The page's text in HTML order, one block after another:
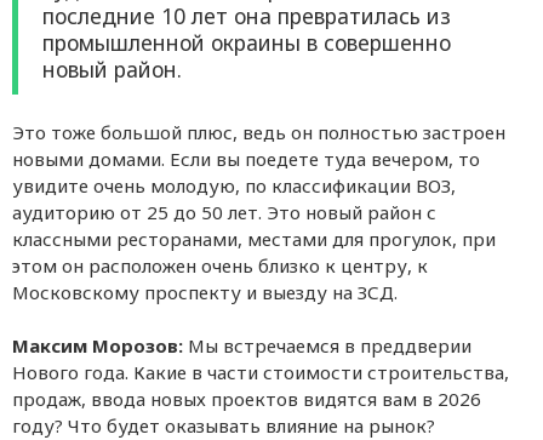
последние 10 лет она превратилась из
промышленной окраины в совершенно
новый район.
Это тоже большой плюс, ведь он полностью застроен
новыми домами. Если вы поедете туда вечером, то
увидите очень молодую, по классификации ВОЗ,
аудиторию от 25 до 50 лет. Это новый район с
классными ресторанами, местами для прогулок, при
этом он расположен очень близко к центру, к
Московскому проспекту и выезду на ЗСД.
Максим Морозов: Мы встречаемся в преддверии
Нового года. Какие в части стоимости строительства,
продаж, ввода новых проектов видятся вам в 2026
году? Что будет оказывать влияние на рынок?